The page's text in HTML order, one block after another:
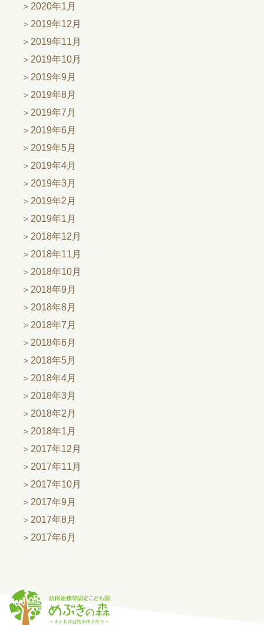
2020年1月
2019年12月
2019年11月
2019年10月
2019年9月
2019年8月
2019年7月
2019年6月
2019年5月
2019年4月
2019年3月
2019年2月
2019年1月
2018年12月
2018年11月
2018年10月
2018年9月
2018年8月
2018年7月
2018年6月
2018年5月
2018年4月
2018年3月
2018年2月
2018年1月
2017年12月
2017年11月
2017年10月
2017年9月
2017年8月
2017年6月